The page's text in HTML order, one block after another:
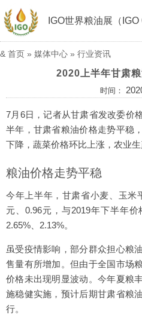
IGO世界粮油展（IGO
& 首页 » 媒体中心 » 行业资讯
2020上半年甘肃
时间：
7月6日，记者从甘肃省发改委价
半年，甘肃省粮油价格走势平稳
下降，蔬菜价格环比上涨，农业生
粮油价格走势平稳
今年上半年，甘肃省小麦、玉米
元、0.96元，与2019年下半年
2.65%、2.13%。
虽受疫情影响，部分群众担心粮
售量有所增加。但由于全国市场
价格未出现明显波动。今年夏粮
施稳健实施，预计后期甘肃省粮
行。